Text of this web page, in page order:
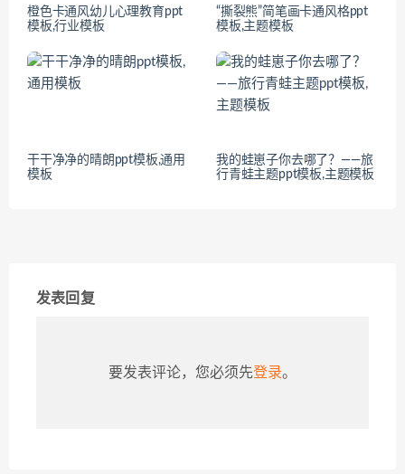
橙色卡通风幼儿心理教育ppt
模板,行业模板
“撕裂熊”简笔画卡通风格ppt
模板,主题模板
干干净净的晴朗ppt模板,通用
模板
我的蛙崽子你去哪了？——旅
行青蛙主题ppt模板,主题模板
发表回复
要发表评论，您必须先登录。